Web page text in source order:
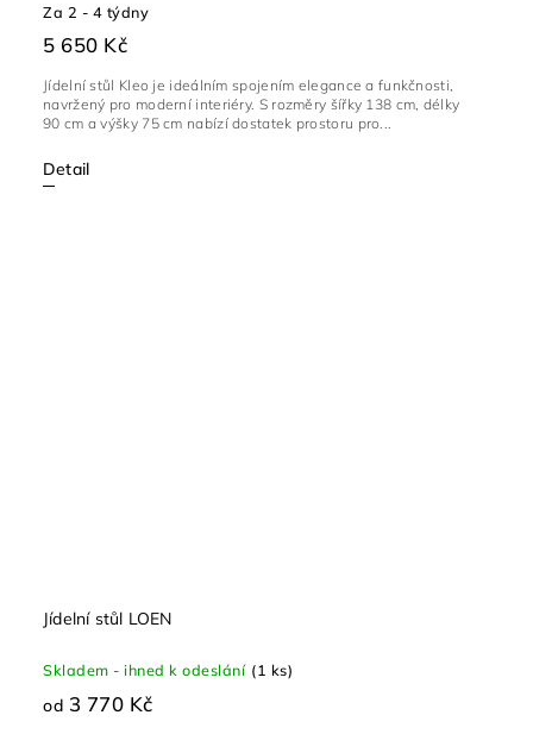
Za 2 - 4 týdny
5 650 Kč
Detail
Jídelní stůl Kleo je ideálním spojením elegance a funkčnosti,
navržený pro moderní interiéry. S rozměry šířky 138 cm, délky
90 cm a výšky 75 cm nabízí dostatek prostoru pro...
Jídelní stůl LOEN
Skladem - ihned k odeslání (1 ks)
od 3 770 Kč